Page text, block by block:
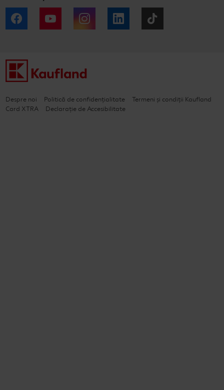
Facebook YouTube Instagram LinkedIn
Despre noi Politică de confidențialitate
Termeni și condiții Kaufland
Card XTRA
Declarație de Accesibilitate